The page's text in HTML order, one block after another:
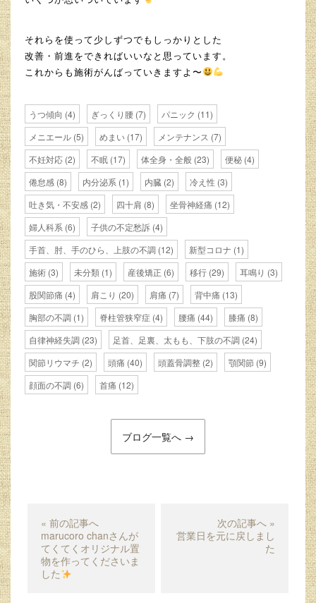
それらを使って少しずつでもしっかりとした
改善・前進をできればいいなと思っています。
これからも施術がんばっていきますよ〜
うつ傾向 (4) ぎっくり腰 (7) パニック (11)
メニエール (5) めまい (17) メンテナンス (7)
不妊対応 (2) 不眠 (17) 体全身・全般 (23) 便秘 (4)
倦怠感 (8) 内分泌系 (1) 内臓 (2) 冷え性 (3)
吐き気・不安感 (2) 四十肩 (8) 坐骨神経痛 (12)
婦人科系 (6) 子供の不定愁訴 (4)
手首、肘、手のひら、上肢の不調 (12) 新型コロナ (1)
施術 (3) 未分類 (1) 産後矯正 (6) 移行 (29) 耳鳴り (3)
股関節痛 (4) 肩こり (20) 肩痛 (7) 背中痛 (13)
胸部の不調 (1) 脊柱管狭窄症 (4) 腰痛 (44) 膝痛 (8)
自律神経失調 (23) 足首、足裏、太もも、下肢の不調 (24)
関節リウマチ (2) 頭痛 (40) 頭蓋骨調整 (2) 顎関節 (9)
顔面の不調 (6) 首痛 (12)
ブログ一覧へ →
« 前の記事へ
marucoro chanさんが
てくてくオリジナル置
物を作ってくださいま
した
次の記事へ »
営業日を元に戻しまし
た